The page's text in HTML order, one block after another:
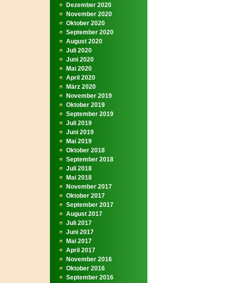
Dezember 2020
November 2020
Oktober 2020
September 2020
August 2020
Juli 2020
Juni 2020
Mai 2020
April 2020
März 2020
November 2019
Oktober 2019
September 2019
Juli 2019
Juni 2019
Mai 2019
Oktober 2018
September 2018
Juli 2018
Mai 2018
November 2017
Oktober 2017
September 2017
August 2017
Juli 2017
Juni 2017
Mai 2017
April 2017
November 2016
Oktober 2016
September 2016